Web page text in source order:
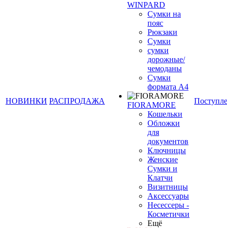
НОВИНКИ РАСПРОДАЖА
WINPARD
Сумки на
пояс
Рюкзаки
Сумки
сумки
дорожные/
чемоданы
Сумки
формата А4
FIORAMORE
Кошельки
Обложки
для
документов
Ключницы
Женские
Сумки и
Клатчи
Визитницы
Аксессуары
Несессеры -
Косметички
Ещё